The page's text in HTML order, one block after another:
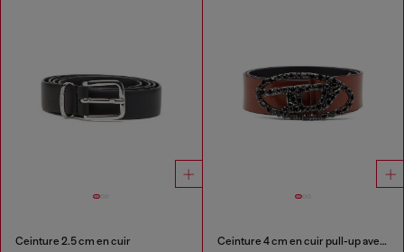
Ceinture 2.5 cm en cuir Ceinture 4 cm en cuir pull-up avec boucle bijou